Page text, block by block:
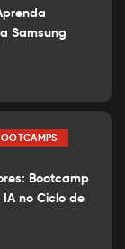
Samsung
Bootcamp
no Ciclo de